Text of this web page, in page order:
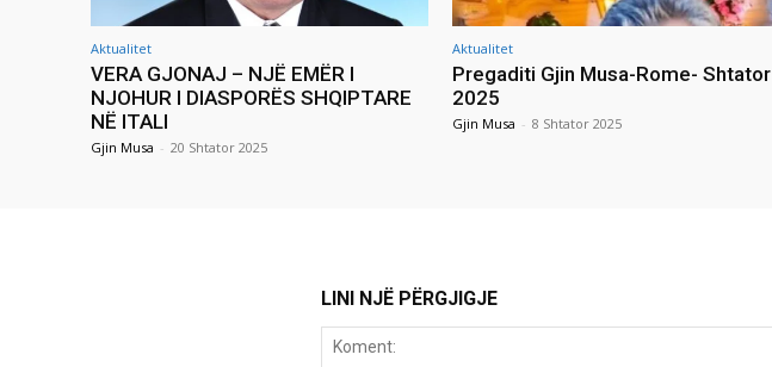
Aktualitet
VERA GJONAJ – NJË EMËR I
NJOHUR I DIASPORËS SHQIPTARE
NË ITALI
Gjin Musa - 20 Shtator 2025
Aktualitet
Pregaditi Gjin Musa-Rome- Shtator
2025
Gjin Musa - 8 Shtator 2025
LINI NJË PËRGJIGJE